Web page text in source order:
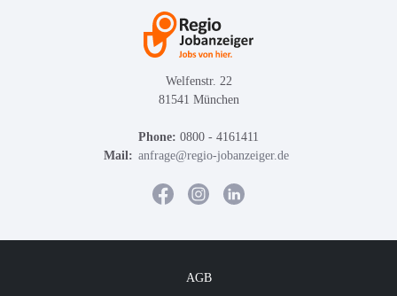
Welfenstr. 22
81541 München
Phone: 0800 - 4161411
Mail: anfrage@regio-jobanzeiger.de
AGB